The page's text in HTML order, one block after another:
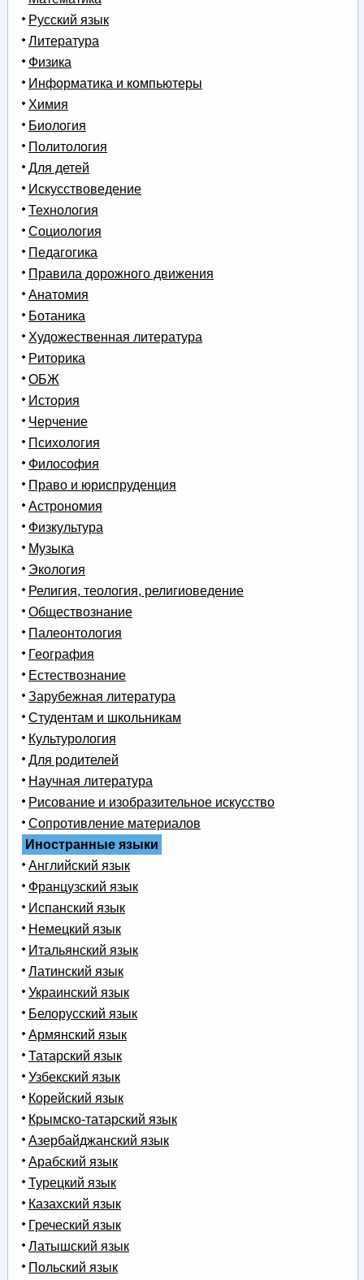
Русский язык
Литература
Физика
Информатика и компьютеры
Химия
Биология
Политология
Для детей
Искусствоведение
Технология
Социология
Педагогика
Правила дорожного движения
Анатомия
Ботаника
Художественная литература
Риторика
ОБЖ
История
Черчение
Психология
Философия
Право и юриспруденция
Астрономия
Физкультура
Музыка
Экология
Религия, теология, религиоведение
Обществознание
Палеонтология
География
Естествознание
Зарубежная литература
Студентам и школьникам
Культурология
Для родителей
Научная литература
Рисование и изобразительное искусство
Сопротивление материалов
Иностранные языки
Английский язык
Французский язык
Испанский язык
Немецкий язык
Итальянский язык
Латинский язык
Украинский язык
Белорусский язык
Армянский язык
Татарский язык
Узбекский язык
Корейский язык
Крымско-татарский язык
Азербайджанский язык
Арабский язык
Турецкий язык
Казахский язык
Греческий язык
Латышский язык
Польский язык